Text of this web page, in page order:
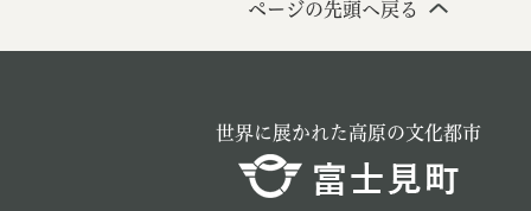
ページの先頭へ戻る
世界に展かれた高原の文化都市